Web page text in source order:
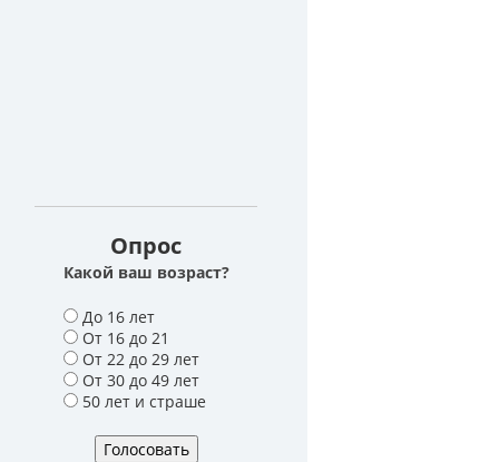
Опрос
Какой ваш возраст?
В
а
р
и
а
До 16 лет
От 16 до 21
От 22 до 29 лет
От 30 до 49 лет
50 лет и страше